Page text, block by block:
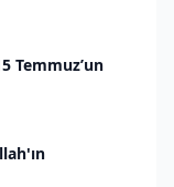
Temmuz’un